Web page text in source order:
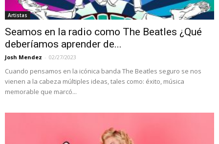
Artistas
Seamos en la radio como The Beatles ¿Qué
deberíamos aprender de...
Josh Mendez - 02/27/2023
Cuando pensamos en la icónica banda The Beatles seguro se nos
vienen a la cabeza múltiples ideas, tales como: éxito, música
memorable que marcó...